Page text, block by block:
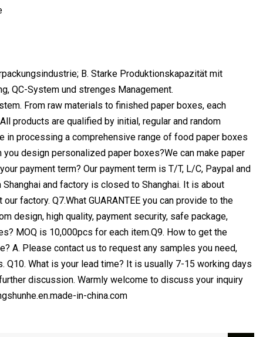
B. Starke Produktionskapazität mit
QC-System und strenges Management.
From raw materials to finished paper boxes, each
products are qualified by initial, regular and random
in processing a comprehensive range of food paper boxes
design personalized paper boxes?We can make paper
payment term? Our payment term is T/T, L/C, Paypal and
and factory is closed to Shanghai. It is about
factory. Q7.What GUARANTEE you can provide to the
design, high quality, payment security, safe package,
MOQ is 10,000pcs for each item.Q9. How to get the
A. Please contact us to request any samples you need,
What is your lead time? It is usually 7-15 working days
discussion. Warmly welcome to discuss your inquiry
in-china.com